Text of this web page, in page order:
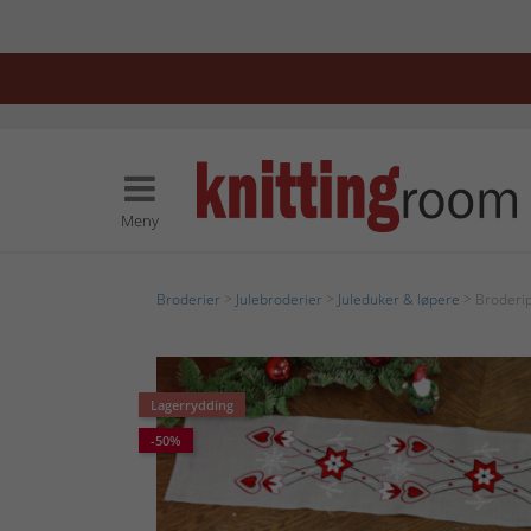
Meny
Broderier Julebroderier Juleduker & løpere >
Lagerrydding
-50%